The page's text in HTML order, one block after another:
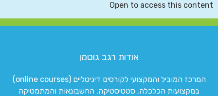
Open to access this content
אודות רגב גוטמן
המרכז המוביל והמקצועי לקורסים דיגיטליים (online courses)
במקצועות הכלכלה, סטטיסטיקה, החשבונאות והמתמטיקה